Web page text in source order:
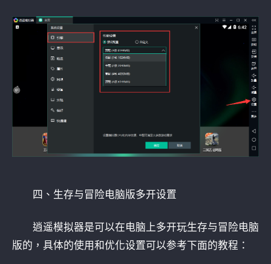
四、生存与冒险电脑版多开设置
逍遥模拟器是可以在电脑上多开玩生存与冒险电脑
版的，具体的使用和优化设置可以参考下面的教程：